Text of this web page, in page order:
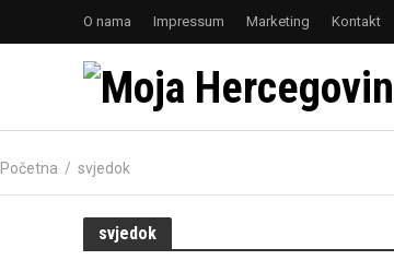
O nama Impressum Marketing Kontakt
Početna / svjedok
svjedok